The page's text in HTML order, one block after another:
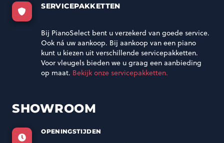
SERVICEPAKKETTEN
Bij PianoSelect bent u verzekerd van goede service.
Ook ná uw aankoop. Bij aankoop van een piano
kunt u kiezen uit verschillende servicepakketten.
Voor vleugels bieden we u graag een aanbieding
op maat. Bekijk onze servicepakketten.
SHOWROOM
OPENINGSTIJDEN